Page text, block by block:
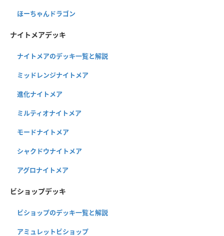
ほーちゃんドラゴン
ナイトメアデッキ
ナイトメアのデッキ一覧と解説
ミッドレンジナイトメア
進化ナイトメア
ミルティオナイトメア
モードナイトメア
シャクドウナイトメア
アグロナイトメア
ビショップデッキ
ビショップのデッキ一覧と解説
アミュレットビショップ